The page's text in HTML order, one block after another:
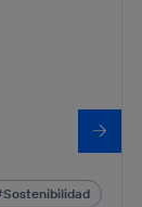
Sostenibilidad